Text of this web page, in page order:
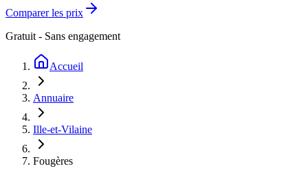
Comparer les prix
Gratuit - Sans engagement
Accueil
Annuaire
Ille-et-Vilaine
Fougères